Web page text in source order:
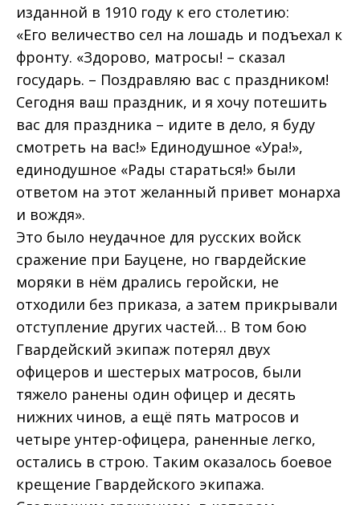
изданной в 1910 году к его столетию:
«Его величество сел на лошадь и подъехал к
фронту. «Здорово, матросы! – сказал
государь. – Поздравляю вас с праздником!
Сегодня ваш праздник, и я хочу потешить
вас для праздника – идите в дело, я буду
смотреть на вас!» Единодушное «Ура!»,
единодушное «Рады стараться!» были
ответом на этот желанный привет монарха
и вождя».
Это было неудачное для русских войск
сражение при Бауцене, но гвардейские
моряки в нём дрались геройски, не
отходили без приказа, а затем прикрывали
отступление других частей… В том бою
Гвардейский экипаж потерял двух
офицеров и шестерых матросов, были
тяжело ранены один офицер и десять
нижних чинов, а ещё пять матросов и
четыре унтер-офицера, раненные легко,
остались в строю. Таким оказалось боевое
крещение Гвардейского экипажа.